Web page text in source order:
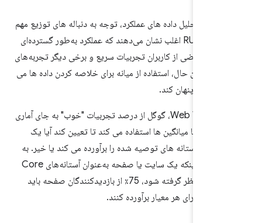
و تحلیل داده های عملکرد، توجه به دنباله های توزیع مهم
است. داده‌های RUM اغلب نشان می‌دهند که عملکرد به‌طور گسترده‌ای
از کاربران تجربیات سریع و برخی دیگر تجربه‌های
با این حال، استفاده از میانه برای خلاصه کردن داده ها می
با توجه به Web Vitals، گوگل از درصد تجربیات "خوب" به جای آماری
ها یا میانگین ها استفاده می کند تا تعیین کند آیا یک
آستانه های توصیه شده را برآورده می کند یا خیر. به
طور خاص، برای اینکه یک سایت یا صفحه به‌عنوان آستانه‌های Core
Web Vitals در نظر گرفته شود، 75٪ از بازدیدکنندگان صفحه باید
را برای هر معیار برآورده کنند.